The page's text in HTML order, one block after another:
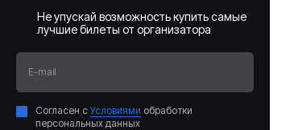
Не упускай возможность купить самые
лучшие билеты от организатора
E-mail
Согласен с Условиями обработки
персональных данных